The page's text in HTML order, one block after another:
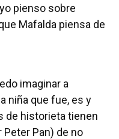
pienso sobre
Mafalda piensa de
imaginar a
niña que fue, es y
de historieta tienen
Pan) de no